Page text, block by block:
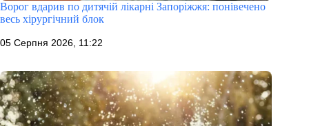
Ворог вдарив по дитячій лікарні Запоріжжя: понівечено
весь хірургічний блок
05 Серпня 2026, 11:22